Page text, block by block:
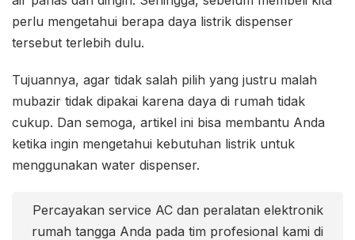
perlu mengetahui berapa daya listrik dispenser
tersebut terlebih dulu.
Tujuannya, agar tidak salah pilih yang justru malah
mubazir tidak dipakai karena daya di rumah tidak
cukup. Dan semoga, artikel ini bisa membantu Anda
ketika ingin mengetahui kebutuhan listrik untuk
menggunakan water dispenser.
Percayakan service AC dan peralatan elektronik
rumah tangga Anda pada tim profesional kami di